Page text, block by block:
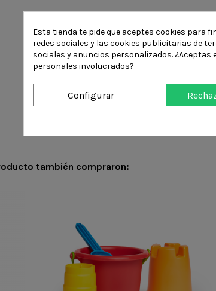
también compraron:
Esta tienda te pide que aceptes cookies para
redes sociales y las cookies publicitarias de
sociales y anuncios personalizados.
personales involucrados?
Configurar